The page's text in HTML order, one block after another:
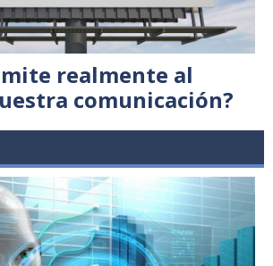
realmente al
comunicación?